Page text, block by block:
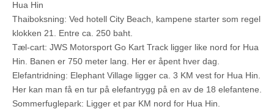
Hua Hin
Thaiboksning: Ved hotell City Beach, kampene starter som regel
klokken 21. Entre ca. 250 baht.
Tæl-cart: JWS Motorsport Go Kart Track ligger like nord for Hua
Hin. Banen er 750 meter lang. Her er åpent hver dag.
Elefantridning: Elephant Village ligger ca. 3 KM vest for Hua Hin.
Her kan man få en tur på elefantrygg på en av de 18 elefantene.
Sommerfuglepark: Ligger et par KM nord for Hua Hin.